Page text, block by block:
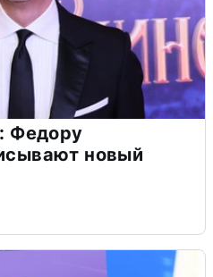
Федору
новый